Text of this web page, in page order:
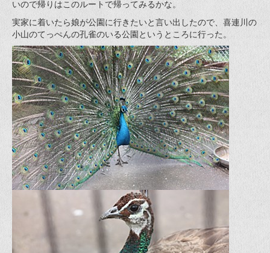
いので帰りはこのルートで帰ってみるかな。
実家に着いたら娘が公園に行きたいと言い出したので、喜連川の
小山のてっぺんの孔雀のいる公園というところに行った。